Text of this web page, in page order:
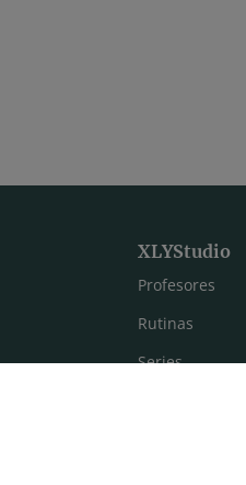
XLYStudio
Profesores
Rutinas
Series